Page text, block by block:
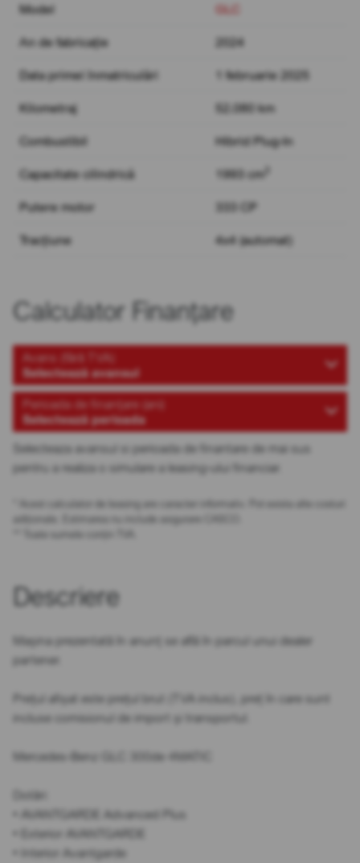
Model GLC
An de fabricație 2024
Data primei înmatriculări 1 februarie 2025
Kilometraj 52.080 km
Combustibil Hibrid Plug-In
Capacitate cilindrică 1993 cm
Putere motor 333 CP
Tracțiune 4x4 (automat)
Calculator Finanțare
Avans (fără TVA)
Selectează avansul
Perioada de finanțare (ani)
Selectează perioada
Selecteaza avansul si perioada de finantare de mai sus
pentru a realiza o simulare a leasing-ului financiar.
* Acest calculator de leasing are caracter informativ. Pot exista alte costuri
adiționale. Estimarea nu include asigurare CASCO.
** Toate sumele conțin TVA.
Descriere
Mașina prezentată în anunț se află în parcul unui dealer
partener.
Prețul afișat este prețul brut (TVA inclus), preț în care sunt
incluse comisionul de import și transportul.
Mercedes-Benz GLC 300de 4MATIC
Dotări:
• AVANTGARDE Advanced Plus
• Exterior AVANTGARDE
• Interior Avantgarde